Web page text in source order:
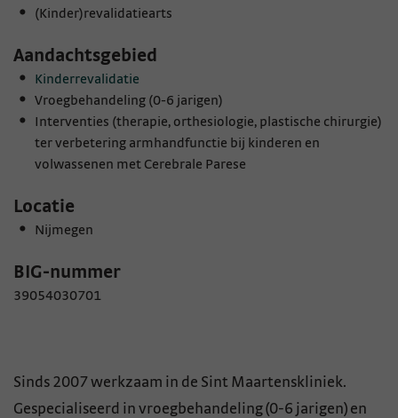
(Kinder)revalidatiearts
Aandachtsgebied
Kinderrevalidatie
Vroegbehandeling (0-6 jarigen)
Interventies (therapie, orthesiologie, plastische chirurgie)
ter verbetering armhandfunctie bij kinderen en
volwassenen met Cerebrale Parese
Locatie
Nijmegen
BIG-nummer
39054030701
Sinds 2007 werkzaam in de Sint Maartenskliniek.
Gespecialiseerd in vroegbehandeling (0-6 jarigen) en